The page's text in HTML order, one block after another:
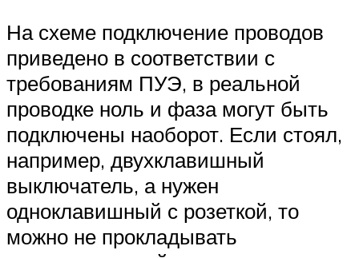
На схеме подключение проводов
приведено в соответствии с
требованиям ПУЭ, в реальной
проводке ноль и фаза могут быть
подключены наоборот. Если стоял,
например, двухклавишный
выключатель, а нужен
одноклавишный с розеткой, то
можно не прокладывать